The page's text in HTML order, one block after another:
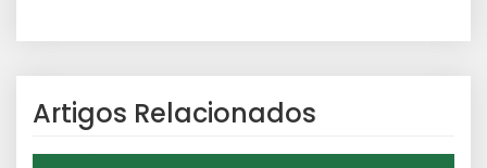
Artigos Relacionados